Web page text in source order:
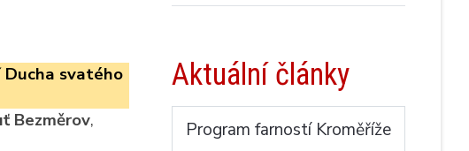
svatého
Bezměrov,
Aktuální články
Program farností Kroměříže